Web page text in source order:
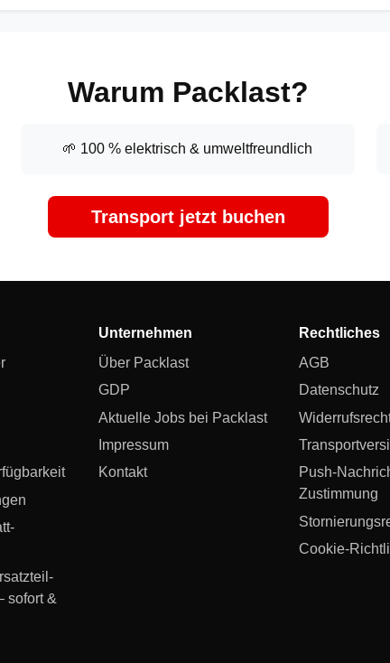
Warum Packlast?
🌱 100 % elektrisch & umweltfreundlich
Transport jetzt buchen
sofort &
Unternehmen
Über Packlast
GDP
Aktuelle Jobs bei Packlast
Impressum
Kontakt
Rechtliches
AGB
Datenschutz
Push-
Zustimmung
Cookie-